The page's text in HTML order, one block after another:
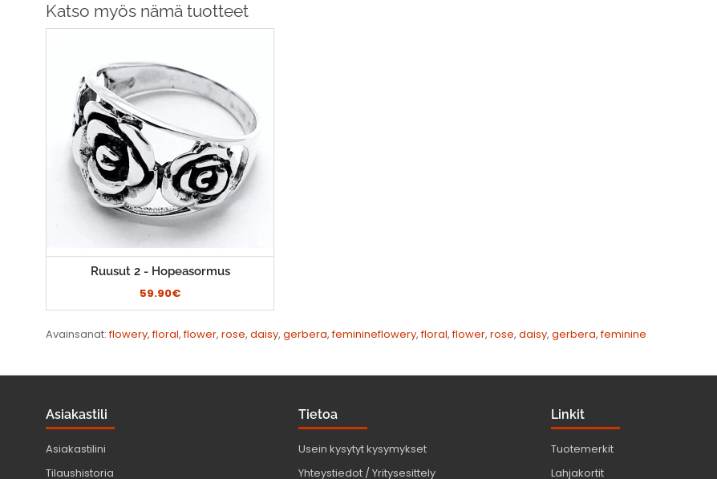
Katso myös nämä tuotteet
Ruusut 2 - Hopeasormus
59.90€
Avainsanat:flowery,floral,flower, rose, daisy, gerbera,feminineflowery,floral,flower, rose, daisy, gerbera,feminine
Asiakastili
Asiakastilini
Tilaushistoria
Tietoa
Usein kysytyt kysymykset
Yhteystiedot / Yritysesittely
Linkit
Tuotemerkit
Lahjakortit